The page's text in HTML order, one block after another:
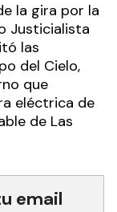
la gira por la
Justicialista
las
del Cielo,
que
eléctrica de
de Las
email